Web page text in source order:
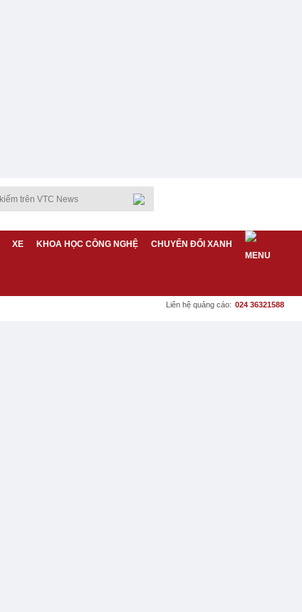
XE KHOA HỌC CÔNG NGHỆ CHUYỂN ĐỔI XANH
Liên hệ quảng cáo: 024 36321588